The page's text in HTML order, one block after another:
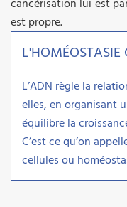
cancérisation lui est
est propre.
L'HOMÉOSTASIE
L’ADN règle la
elles, en organisant
équilibre la
C’est ce qu’on
cellules ou